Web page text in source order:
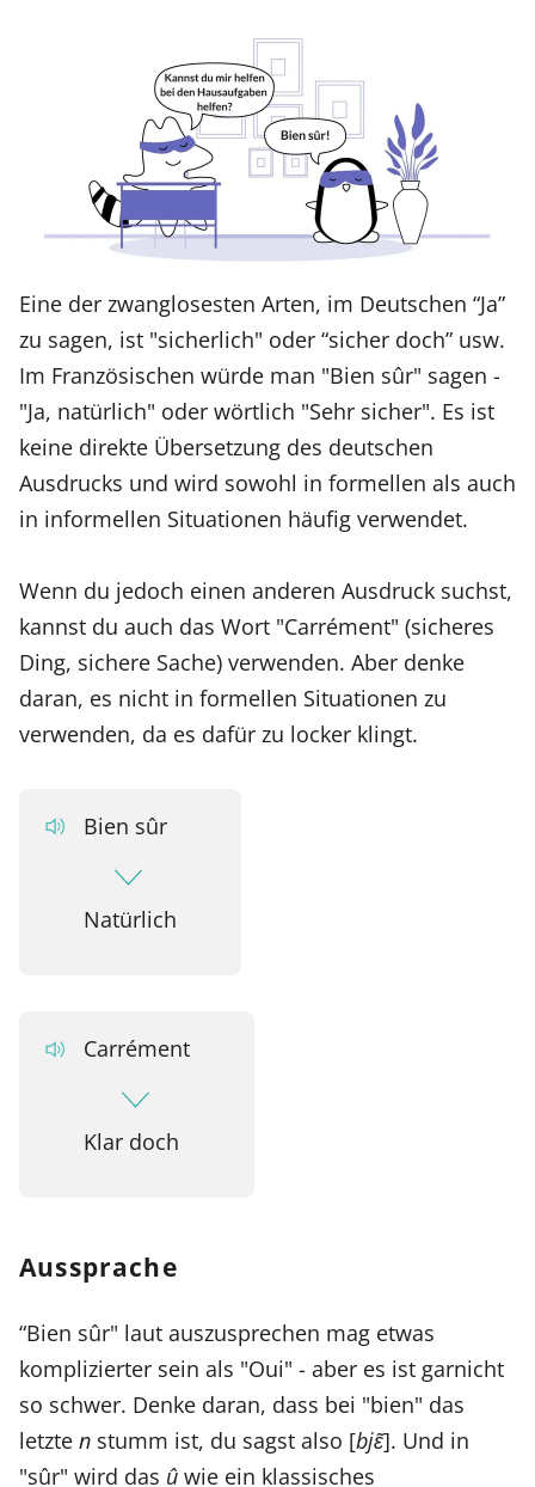
Eine der zwanglosesten Arten, im Deutschen “Ja”
zu sagen, ist "sicherlich" oder “sicher doch” usw.
Im Französischen würde man "Bien sûr" sagen -
"Ja, natürlich" oder wörtlich "Sehr sicher". Es ist
keine direkte Übersetzung des deutschen
Ausdrucks und wird sowohl in formellen als auch
in informellen Situationen häufig verwendet.
Wenn du jedoch einen anderen Ausdruck suchst,
kannst du auch das Wort "Carrément" (sicheres
Ding, sichere Sache) verwenden. Aber denke
daran, es nicht in formellen Situationen zu
verwenden, da es dafür zu locker klingt.
Bien sûr
Natürlich
Carrément
Klar doch
Aussprache
“Bien sûr" laut auszusprechen mag etwas
komplizierter sein als "Oui" - aber es ist garnicht
so schwer. Denke daran, dass bei "bien" das
letzte n stumm ist, du sagst also [bjɛ̃]. Und in
"sûr" wird das û wie ein klassisches